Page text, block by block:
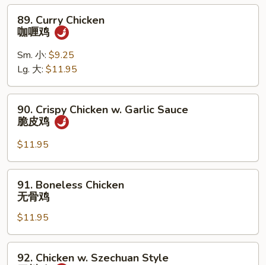
鸡
Curry
Chicken
鸡
89. Curry Chicken
咖喱鸡
Sm. 小: $9.25
Lg. 大: $11.95
Crispy
Chicken
Garlic
Sauce
90. Crispy Chicken w. Garlic Sauce
脆皮鸡
$11.95
Boneless
Chicken
骨
鸡
91. Boneless Chicken
无骨鸡
$11.95
92. Chicken w. Szechuan Style